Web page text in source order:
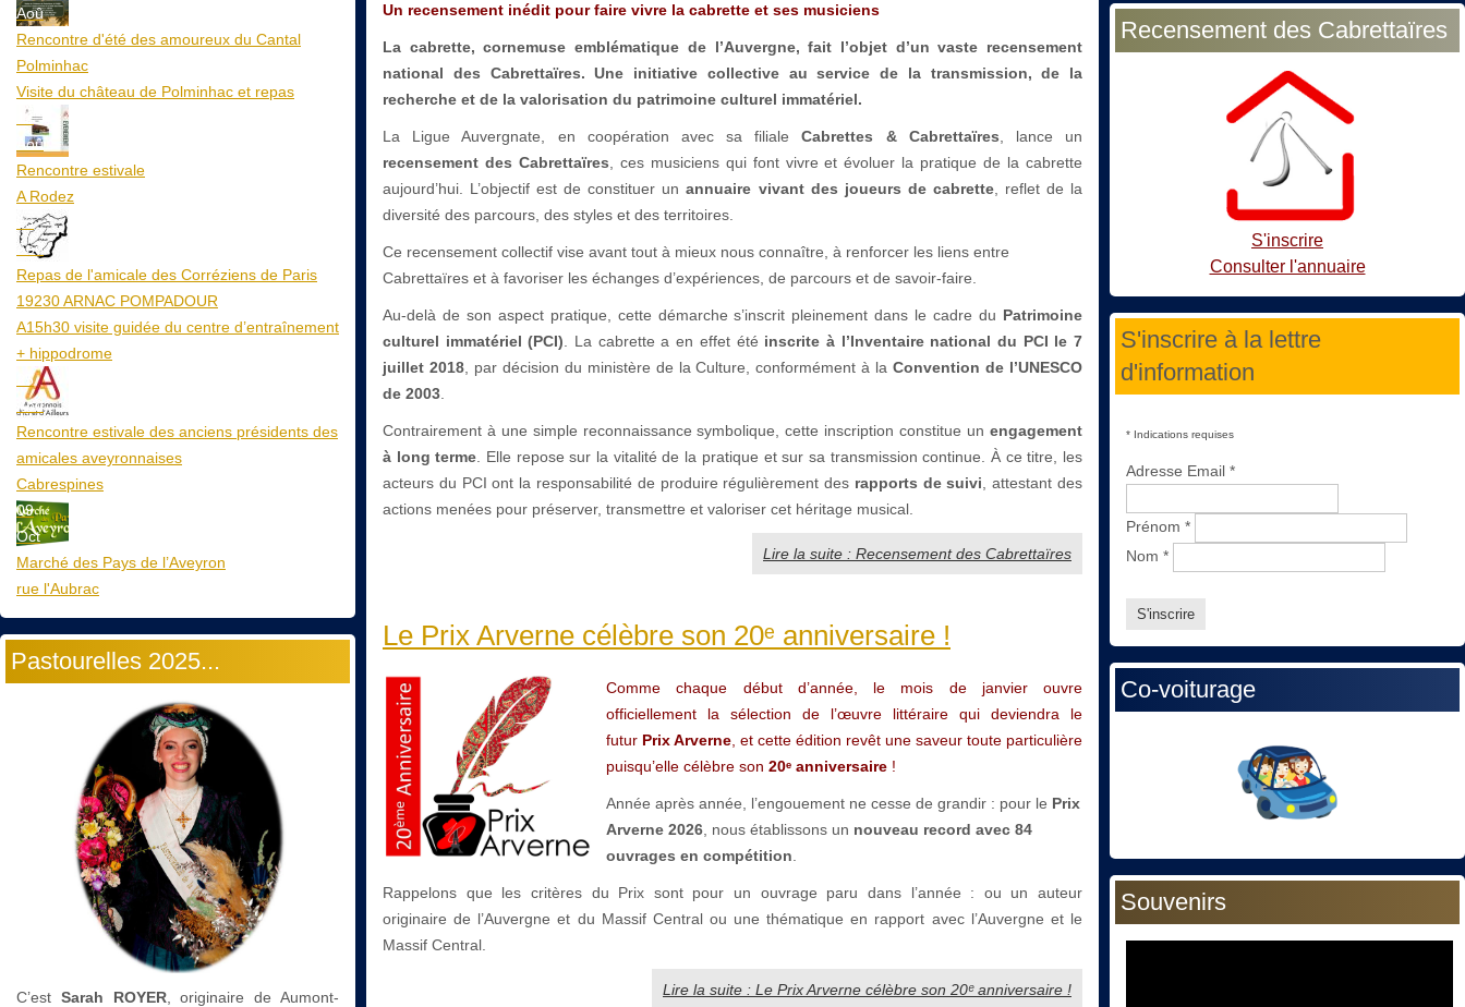
Aoû
Rencontre d'été des amoureux du Cantal
Polminhac
Visite du château de Polminhac et repas
12
Aoû
Rencontre estivale
A Rodez
23
Aoû
Repas de l'amicale des Corréziens de Paris
19230 ARNAC POMPADOUR
A15h30 visite guidée du centre d’entraînement
+ hippodrome
25
Aoû
Rencontre estivale des anciens présidents des
amicales aveyronnaises
Cabrespines
09
Oct
Marché des Pays de l’Aveyron
rue l'Aubrac
Pastourelles 2025...
C’est Sarah ROYER, originaire de Aumont-
Un recensement inédit pour faire vivre la cabrette et ses musiciens
La cabrette, cornemuse emblématique de l’Auvergne, fait l’objet d’un vaste recensement
national des Cabrettaïres. Une initiative collective au service de la transmission, de la
recherche et de la valorisation du patrimoine culturel immatériel.
La Ligue Auvergnate, en coopération avec sa filialeCabrettes & Cabrettaïres, lance un
recensement des Cabrettaïres, ces musiciens qui font vivre et évoluer la pratique de la cabrette
aujourd’hui. L’objectif est de constituer unannuaire vivant des joueurs de cabrette, reflet de la
diversité des parcours, des styles et des territoires.
Ce recensement collectif vise avant tout à mieux nous connaître, à renforcer les liens entre
Cabrettaïres et à favoriser les échanges d’expériences, de parcours et de savoir-faire.
Au-delà de son aspect pratique, cette démarche s’inscrit pleinement dans le cadre du Patrimoine
culturel immatériel (PCI). La cabrette a en effet été inscrite à l’Inventaire national du PCI le 7
juillet 2018, par décision du ministère de la Culture, conformément à laConvention de l’UNESCO
de 2003.
Contrairement à une simple reconnaissance symbolique, cette inscription constitue un engagement
à long terme. Elle repose sur la vitalité de la pratique et sur sa transmission continue. À ce titre, les
acteurs du PCI ont la responsabilité de produire régulièrement des rapports de suivi, attestant des
actions menées pour préserver, transmettre et valoriser cet héritage musical.
Lire la suite : Recensement des Cabrettaïres
Le Prix Arverne célèbre son 20ᵉ anniversaire !
Comme chaque début d’année, le mois de janvier ouvre
officiellement la sélection de l’œuvre littéraire qui deviendra le
futur Prix Arverne, et cette édition revêt une saveur toute particulière
puisqu’elle célèbre son 20ᵉ anniversaire !
Année après année, l’engouement ne cesse de grandir : pour le Prix
Arverne 2026, nous établissons un nouveau record avec 84
ouvrages en compétition.
Rappelons que les critères du Prix sont pour un ouvrage paru dans l’année : ou un auteur
originaire de l’Auvergne et du Massif Central ou une thématique en rapport avec l’Auvergne et le
Massif Central.
Lire la suite : Le Prix Arverne célèbre son 20ᵉ anniversaire !
Recensement des Cabrettaïres
S'inscrire
Consulter l'annuaire
S'inscrire à la lettre
d'information
* Indications requises
Adresse Email *
Prénom *
Nom *
Co-voiturage
Souvenirs